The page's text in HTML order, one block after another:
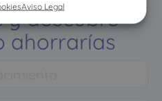
Aviso Legal
y descubre
ahorrarías